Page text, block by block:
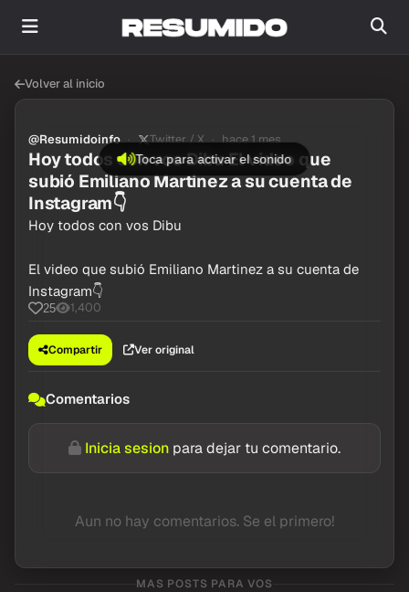
Volver al inicio
Toca para activar el sonido
@Resumidoinfo Twitter / X hace 1 mes
Hoy todos con vos Dibu El video que
subió Emiliano Martinez a su cuenta de
Instagram👇
Hoy todos con vos Dibu
El video que subió Emiliano Martinez a su cuenta de
Instagram👇
25 1,400
Compartir Ver original
Comentarios
Inicia sesion para dejar tu comentario.
Aun no hay comentarios. Se el primero!
MAS POSTS PARA VOS